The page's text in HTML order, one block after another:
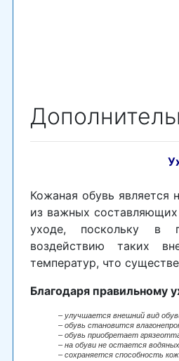
Кожаная обувь является
из важных
уходе, поскольку в
воздействию таких
температур, что
Благодаря правильному
– улучшается внешний вид
– обувь становится
– обувь приобретает
– на обуви не остается
– сохраняется способность